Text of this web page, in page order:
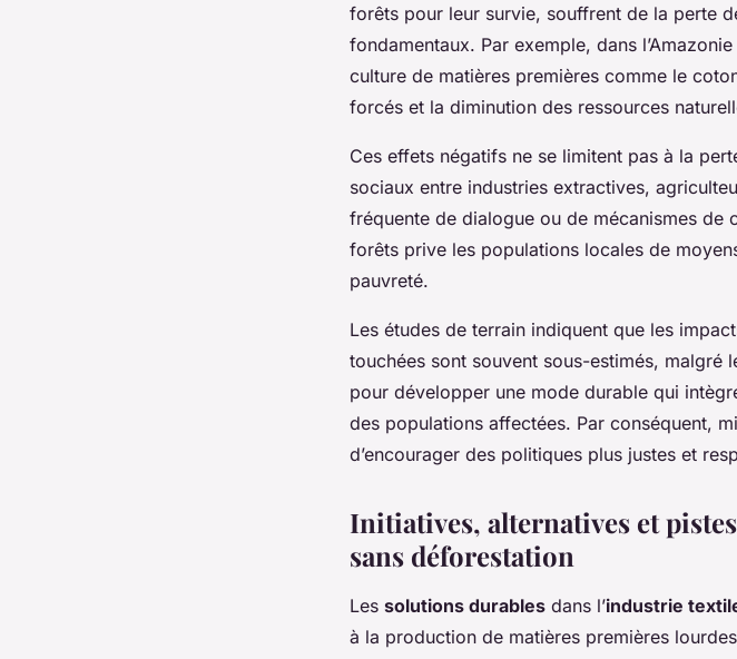
forêts pour leur survie, souffrent de la perte
fondamentaux. Par exemple, dans
culture de matières premières comme le
forcés et la diminution des ressources
Ces effets négatifs ne se limitent pas à la
sociaux entre industries extractives,
fréquente de dialogue ou de mécanismes
forêts prive les populations locales de
pauvreté.
Les études de terrain indiquent que les
touchées sont souvent sous-estimés, malgré
pour développer une mode durable qui
des populations affectées. Par conséquent,
d’encourager des politiques plus justes et
Initiatives, alternatives et
sans déforestation
Les solutions durables dans l’industrie
à la production de matières premières